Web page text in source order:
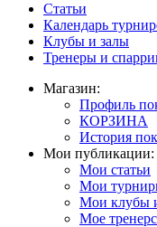
Статьи
Календарь
Клубы и залы
Тренеры и
Магазин:
Профиль
КОРЗИНА
История
Мои публикации:
Мои статьи
Мои
Мои клубы
Мое